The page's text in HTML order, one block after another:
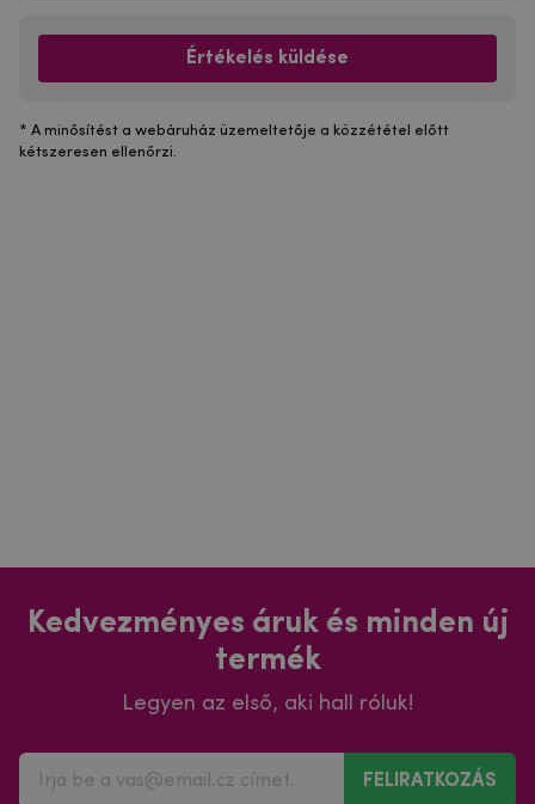
Értékelés küldése
* A minősítést a webáruház üzemeltetője a közzététel előtt
kétszeresen ellenőrzi.
Kedvezményes áruk és minden új
termék
Legyen az első, aki hall róluk!
FELIRATKOZÁS